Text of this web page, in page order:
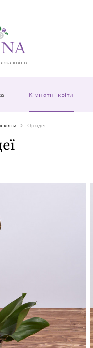
квітів
Кімнатні квіти
квіти Орхідеї